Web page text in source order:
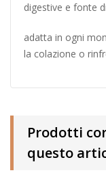
digestive e fonte
adatta in ogni
la colazione o
Prodotti
questo